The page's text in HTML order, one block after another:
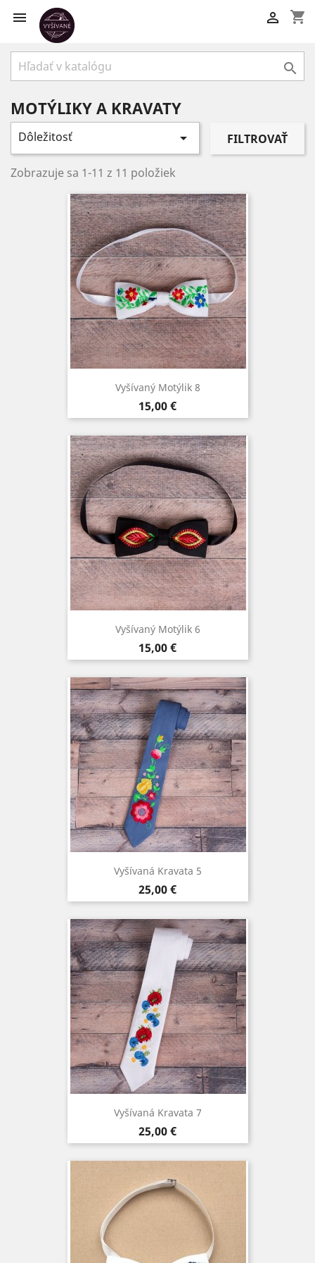
 shopping_cart


MOTÝLIKY A KRAVATY
Dôležitosť  FILTROVAŤ
Zobrazuje sa 1-11 z 11 položiek
Vyšívaný Motýlik 8
Cena
15,00 €
Vyšívaný Motýlik 6
Cena
15,00 €
Vyšívaná Kravata 5
Cena
25,00 €
Vyšívaná Kravata 7
Cena
25,00 €